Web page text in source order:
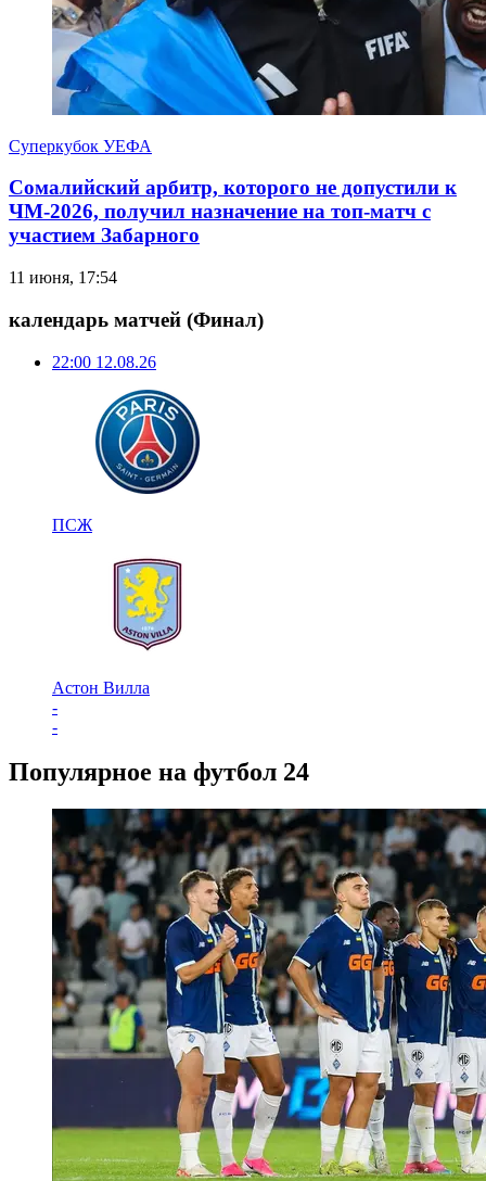
Суперкубок УЕФА
Сомалийский арбитр, которого не допустили к
ЧМ-2026, получил назначение на топ-матч с
участием Забарного
11 июня, 17:54
календарь матчей (Финал)
22:00 12.08.26
ПСЖ
Астон Вилла
-
-
Популярное на футбол 24